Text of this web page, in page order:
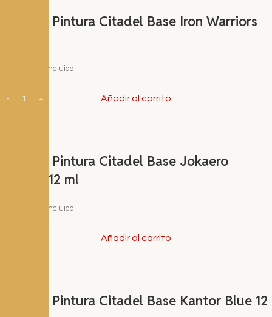
Bote de Pintura Citadel Base Iron Warriors
I.V.A. Incluido
Añadir al carrito
Bote de Pintura Citadel Base Jokaero
Orange 12 ml
I.V.A. Incluido
Añadir al carrito
Bote de Pintura Citadel Base Kantor Blue 12